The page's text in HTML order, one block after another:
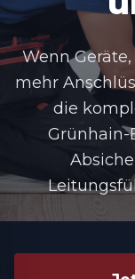
Wenn
mehr
die
Grünhain-